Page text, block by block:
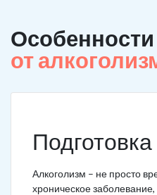
Особенности
от
Алкоголизм – не просто
хроническое